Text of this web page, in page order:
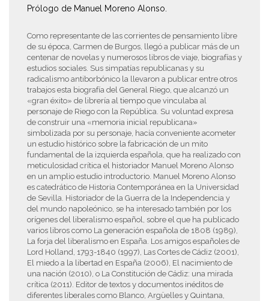
Prólogo de Manuel Moreno Alonso.
Como representante de las corrientes de pensamiento libre
de su época, Carmen de Burgos, llegó a publicar más de un
centenar de novelas y numerosos libros de viaje, biografías y
estudios sociales. Sus simpatías republicanas y su
radicalismo antiborbónico la llevaron a publicar entre otros
trabajos esta biografía del General Riego, que alcanzó un
«gran éxito» de librería al tiempo que vinculaba al
personaje de Riego con la República. Su voluntad expresa
de construir una «memoria inicial republicana»
simbolizada por su personaje, hacía conveniente acometer
un estudio histórico sobre la fabricación de un mito
fundamental de la izquierda española, que ha realizado con
meticulosidad crítica el historiador Manuel Moreno Alonso
en un amplio estudio introductorio. Manuel Moreno Alonso
es catedrático de Historia Contemporánea en la Universidad
de Sevilla. Historiador de la Guerra de la Independencia y
del mundo napoleónico, se ha interesado también por los
orígenes del liberalismo español, sobre el que ha publicado
varios libros como La generación española de 1808 (1989),
La forja del liberalismo en España. Los amigos españoles de
Lord Holland, 1793-1840 (1997), Las Cortes de Cádiz (2001),
El miedo a la libertad en España (2006), El nacimiento de
una nación (2010), o La Constitución de Cádiz: una mirada
crítica (2011). Editor de textos y documentos inéditos de
diferentes liberales como Blanco, Argüelles y Quintana,